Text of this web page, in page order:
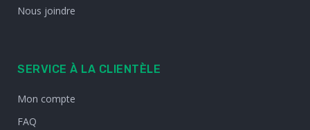
Nous joindre
SERVICE À LA CLIENTÈLE
Mon compte
FAQ